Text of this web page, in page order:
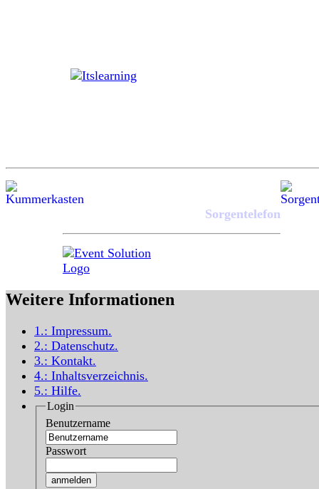
Sorgentelefon
Weitere Informationen
1.: Impressum.
2.: Datenschutz.
3.: Kontakt.
4.: Inhaltsverzeichnis.
5.: Hilfe.
Login
Benutzername
Passwort